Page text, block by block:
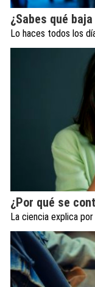
¿Sabes qué
Lo haces todos los
¿Por qué se
La ciencia explica